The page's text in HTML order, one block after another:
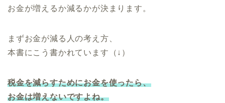
お金が増えるか減るかが決まります。
まずお金が減る人の考え方、
本書にこう書かれています（↓）
税金を減らすためにお金を使ったら、
お金は増えないですよね。